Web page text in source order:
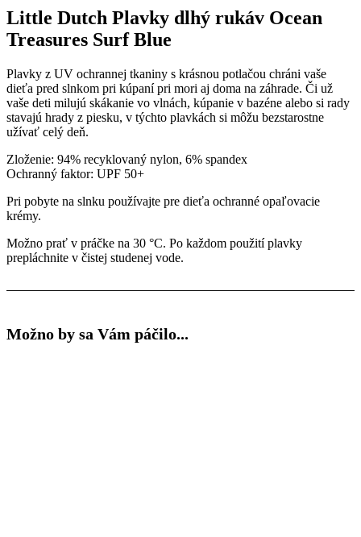
Treasures
Surf
Blue
Little Dutch Plavky dlhý rukáv Ocean
Treasures Surf Blue
Plavky z UV ochrannej tkaniny s krásnou potlačou chráni vaše
dieťa pred slnkom pri kúpaní pri mori aj doma na záhrade. Či už
vaše deti milujú skákanie vo vlnách, kúpanie v bazéne alebo si rady
stavajú hrady z piesku, v týchto plavkách si môžu bezstarostne
užívať celý deň.
Zloženie: 94% recyklovaný nylon, 6% spandex
Ochranný faktor: UPF 50+
Pri pobyte na slnku používajte pre dieťa ochranné opaľovacie
krémy.
Možno prať v práčke na 30 °C. Po každom použití plavky
prepláchnite v čistej studenej vode.
Možno by sa Vám páčilo...